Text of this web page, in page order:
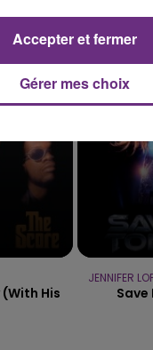
(with His
JENNIFER
Gérer mes choix
Accepter et fermer